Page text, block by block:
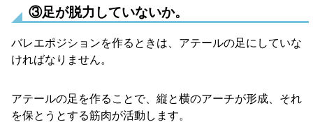
③足が脱力していないか。
バレエポジションを作るときは、アテールの足にしていな
ければなりません。
アテールの足を作ることで、縦と横のアーチが形成、それ
を保とうとする筋肉が活動します。